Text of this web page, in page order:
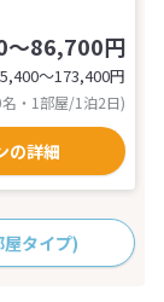
86,700円
〜173,400円
・1部屋/1泊2日)
の詳細
タイプ)